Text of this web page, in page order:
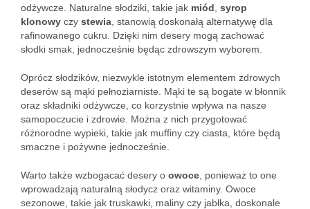
odżywcze. Naturalne słodziki, takie jak miód syrop
klonowy czy stewia , stanowią doskonałą alternatywę dla
rafinowanego cukru. Dzięki nim desery mogą zachować
słodki smak, jednocześnie będąc zdrowszym wyborem.
Oprócz słodzików, niezwykle istotnym elementem zdrowych
deserów są mąki pełnoziarniste. Mąki te są bogate w błonnik
oraz składniki odżywcze, co korzystnie wpływa na nasze
samopoczucie i zdrowie. Można z nich przygotować
różnorodne wypieki, takie jak muffiny czy ciasta, które będą
smaczne i pożywne jednocześnie.
Warto także wzbogacać desery o owoce , ponieważ to one
wprowadzają naturalną słodycz oraz witaminy. Owoce
sezonowe, takie jak truskawki, maliny czy jabłka, doskonale